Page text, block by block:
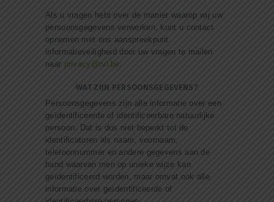
Als u vragen hebt over de manier waarop wij uw
persoonsgegevens verwerken, kunt u contact
opnemen met ons aanspreekpunt
informatieveiligheid door uw vragen te mailen
naar privacy@rvl.be
WAT ZIJN PERSOONSGEGEVENS?
Persoonsgegevens zijn alle informatie over een
geïdentificeerde of identificeerbare natuurlijke
persoon. Dat is dus niet beperkt tot de
identificatoren als naam, voornaam,
telefoonnummer en andere gegevens aan de
hand waarvan men op unieke wijze kan
geïdentificeerd worden, maar omvat ook alle
informatie over geïdentificeerde of